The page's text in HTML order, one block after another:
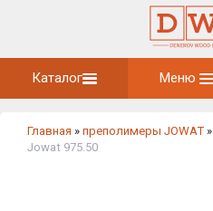
Каталог Меню
Главная » преполимеры JOWAT »
Jowat 975.50